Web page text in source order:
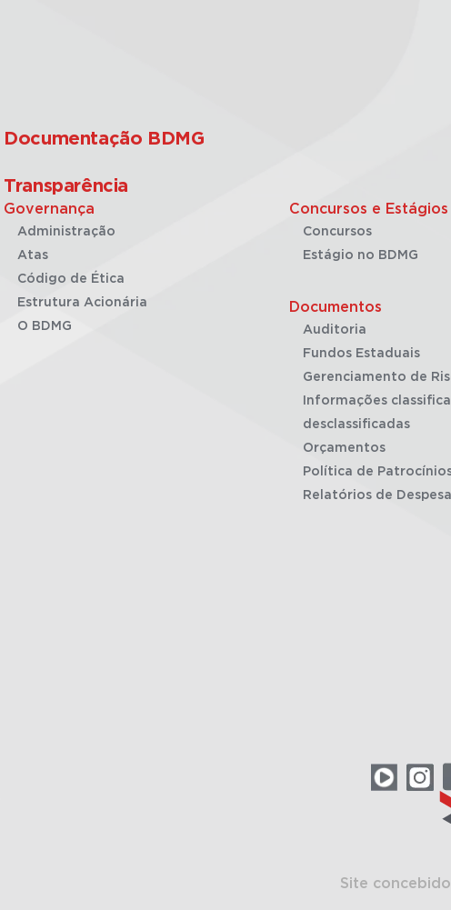
Documentação BDMG
Transparência
Governança
Administração
Atas
Código de Ética
Estrutura Acionária
O BDMG
Concursos e Estágios
Concursos
Estágio no BDMG
Documentos
Auditoria
Fundos Estaduais
Gerenciamento de
Informações
desclassificadas
Orçamentos
Política de
Relatórios de
Site